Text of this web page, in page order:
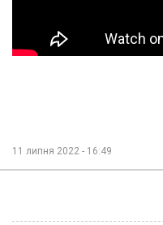
11 липня 2022 - 16:49